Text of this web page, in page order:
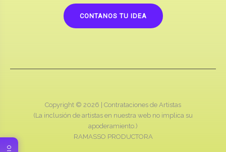
CONTANOS TU IDEA
Copyright © 2026 | Contrataciones de Artistas
(La inclusión de artistas en nuestra web no implica su
apoderamiento.)
RAMASSO PRODUCTORA